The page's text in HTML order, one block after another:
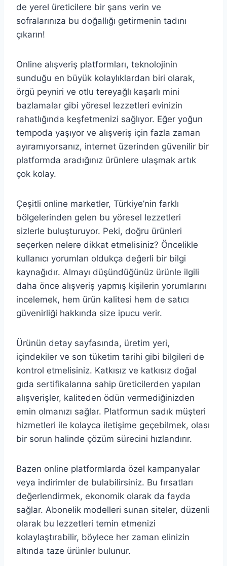
de yerel üreticilere bir şans verin ve
sofralarınıza bu doğallığı getirmenin tadını
çıkarın!
Online alışveriş platformları, teknolojinin
sunduğu en büyük kolaylıklardan biri olarak,
örgü peyniri ve otlu tereyağlı kaşarlı mini
bazlamalar gibi yöresel lezzetleri evinizin
rahatlığında keşfetmenizi sağlıyor. Eğer yoğun
tempoda yaşıyor ve alışveriş için fazla zaman
ayıramıyorsanız, internet üzerinden güvenilir bir
platformda aradığınız ürünlere ulaşmak artık
çok kolay.
Çeşitli online marketler, Türkiye’nin farklı
bölgelerinden gelen bu yöresel lezzetleri
sizlerle buluşturuyor. Peki, doğru ürünleri
seçerken nelere dikkat etmelisiniz? Öncelikle
kullanıcı yorumları oldukça değerli bir bilgi
kaynağıdır. Almayı düşündüğünüz ürünle ilgili
daha önce alışveriş yapmış kişilerin yorumlarını
incelemek, hem ürün kalitesi hem de satıcı
güvenirliği hakkında size ipucu verir.
Ürünün detay sayfasında, üretim yeri,
içindekiler ve son tüketim tarihi gibi bilgileri de
kontrol etmelisiniz. Katkısız ve katkısız doğal
gıda sertifikalarına sahip üreticilerden yapılan
alışverişler, kaliteden ödün vermediğinizden
emin olmanızı sağlar. Platformun sadık müşteri
hizmetleri ile kolayca iletişime geçebilmek, olası
bir sorun halinde çözüm sürecini hızlandırır.
Bazen online platformlarda özel kampanyalar
veya indirimler de bulabilirsiniz. Bu fırsatları
değerlendirmek, ekonomik olarak da fayda
sağlar. Abonelik modelleri sunan siteler, düzenli
olarak bu lezzetleri temin etmenizi
kolaylaştırabilir, böylece her zaman elinizin
altında taze ürünler bulunur.